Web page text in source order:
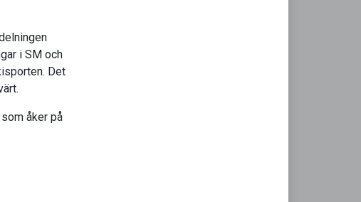
i SM och
Det
åker på